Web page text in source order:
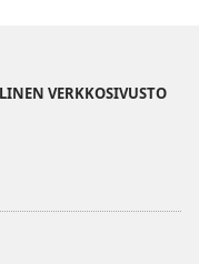
VERKKOSIVUSTO